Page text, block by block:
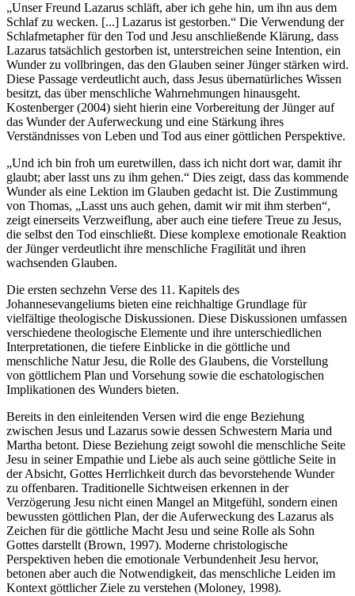
„Unser Freund Lazarus schläft, aber ich gehe hin, um ihn aus dem
Schlaf zu wecken. [...] Lazarus ist gestorben.“ Die Verwendung der
Schlafmetapher für den Tod und Jesu anschließende Klärung, dass
Lazarus tatsächlich gestorben ist, unterstreichen seine Intention, ein
Wunder zu vollbringen, das den Glauben seiner Jünger stärken wird.
Diese Passage verdeutlicht auch, dass Jesus übernatürliches Wissen
besitzt, das über menschliche Wahrnehmungen hinausgeht.
Kostenberger (2004) sieht hierin eine Vorbereitung der Jünger auf
das Wunder der Auferweckung und eine Stärkung ihres
Verständnisses von Leben und Tod aus einer göttlichen Perspektive.
„Und ich bin froh um euretwillen, dass ich nicht dort war, damit ihr
glaubt; aber lasst uns zu ihm gehen.“ Dies zeigt, dass das kommende
Wunder als eine Lektion im Glauben gedacht ist. Die Zustimmung
von Thomas, „Lasst uns auch gehen, damit wir mit ihm sterben“,
zeigt einerseits Verzweiflung, aber auch eine tiefere Treue zu Jesus,
die selbst den Tod einschließt. Diese komplexe emotionale Reaktion
der Jünger verdeutlicht ihre menschliche Fragilität und ihren
wachsenden Glauben.
Die ersten sechzehn Verse des 11. Kapitels des
Johannesevangeliums bieten eine reichhaltige Grundlage für
vielfältige theologische Diskussionen. Diese Diskussionen umfassen
verschiedene theologische Elemente und ihre unterschiedlichen
Interpretationen, die tiefere Einblicke in die göttliche und
menschliche Natur Jesu, die Rolle des Glaubens, die Vorstellung
von göttlichem Plan und Vorsehung sowie die eschatologischen
Implikationen des Wunders bieten.
Bereits in den einleitenden Versen wird die enge Beziehung
zwischen Jesus und Lazarus sowie dessen Schwestern Maria und
Martha betont. Diese Beziehung zeigt sowohl die menschliche Seite
Jesu in seiner Empathie und Liebe als auch seine göttliche Seite in
der Absicht, Gottes Herrlichkeit durch das bevorstehende Wunder
zu offenbaren. Traditionelle Sichtweisen erkennen in der
Verzögerung Jesu nicht einen Mangel an Mitgefühl, sondern einen
bewussten göttlichen Plan, der die Auferweckung des Lazarus als
Zeichen für die göttliche Macht Jesu und seine Rolle als Sohn
Gottes darstellt (Brown, 1997). Moderne christologische
Perspektiven heben die emotionale Verbundenheit Jesu hervor,
betonen aber auch die Notwendigkeit, das menschliche Leiden im
Kontext göttlicher Ziele zu verstehen (Moloney, 1998).